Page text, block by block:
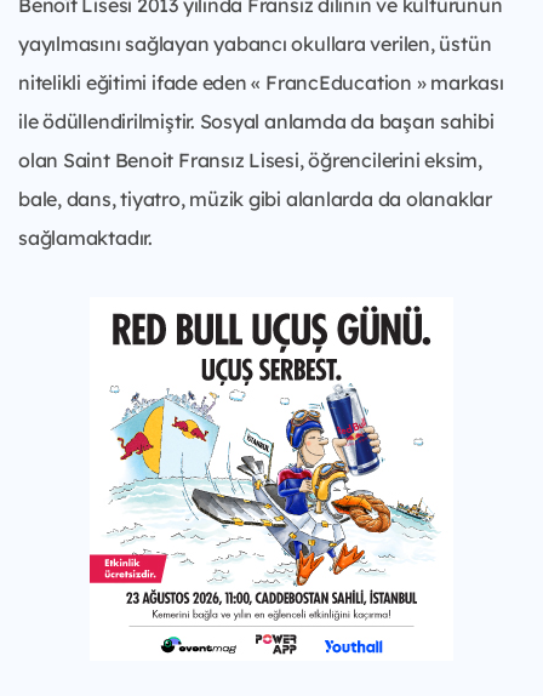
Benoît Lisesi 2013 yılında Fransız dilinin ve kültürünün
yayılmasını sağlayan yabancı okullara verilen, üstün
nitelikli eğitimi ifade eden « FrancEducation » markası
ile ödüllendirilmiştir. Sosyal anlamda da başarı sahibi
olan Saint Benoit Fransız Lisesi, öğrencilerini eksim,
bale, dans, tiyatro, müzik gibi alanlarda da olanaklar
sağlamaktadır.